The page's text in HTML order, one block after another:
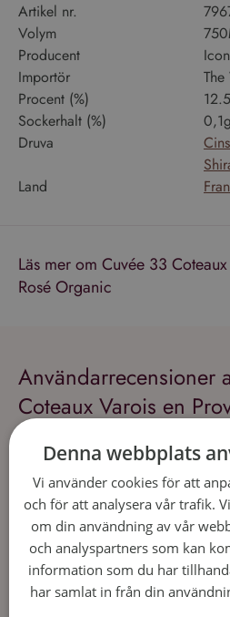
Artikel nr.
Volym
Producent
Importör
Procent (%)
Sockerhalt (%)
Druva
Land
Läs mer om Cuvée 33
Rosé Organic
Användarrecensioner
Coteaux Varois en
Organic
Denna webbplats
Vi använder cookies för att
och för att analysera vår trafik.
om din användning av vår
och analyspartners som kan
information som du har
har samlat in från din